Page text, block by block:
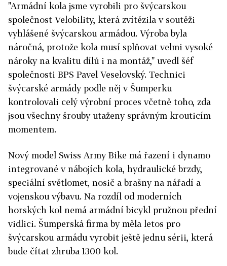
"Armádní kola jsme vyrobili pro švýcarskou
společnost Velobility, která zvítězila v soutěži
vyhlášené švýcarskou armádou. Výroba byla
náročná, protože kola musí splňovat velmi vysoké
nároky na kvalitu dílů i na montáž," uvedl šéf
společnosti BPS Pavel Veselovský. Technici
švýcarské armády podle něj v Šumperku
kontrolovali celý výrobní proces včetně toho, zda
jsou všechny šrouby utaženy správným krouticím
momentem.
Nový model Swiss Army Bike má řazení i dynamo
integrované v nábojích kola, hydraulické brzdy,
speciální světlomet, nosič a brašny na nářadí a
vojenskou výbavu. Na rozdíl od moderních
horských kol nemá armádní bicykl pružnou přední
vidlici. Šumperská firma by měla letos pro
švýcarskou armádu vyrobit ještě jednu sérii, která
bude čítat zhruba 1300 kol.